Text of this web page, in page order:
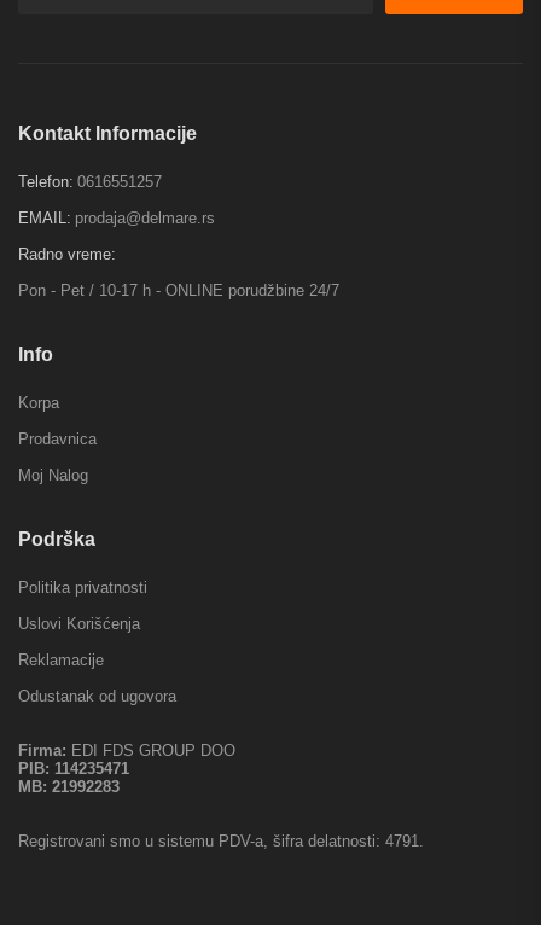
Kontakt Informacije
Telefon: 0616551257
EMAIL: prodaja@delmare.rs
Radno vreme:
Pon - Pet / 10-17 h - ONLINE porudžbine 24/7
Info
Korpa
Prodavnica
Moj Nalog
Podrška
Politika privatnosti
Uslovi Korišćenja
Reklamacije
Odustanak od ugovora
Firma: EDI FDS GROUP DOO
PIB: 114235471
MB: 21992283
Registrovani smo u sistemu PDV-a, šifra delatnosti: 4791.